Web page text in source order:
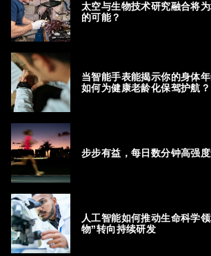
太空与生物技术研究融合将
的可能？
当智能手表能揭示你的身体
如何为健康老龄化保驾护航？
步步有益，每日数分钟高强
人工智能如何推动生命科学
物”转向持续研发